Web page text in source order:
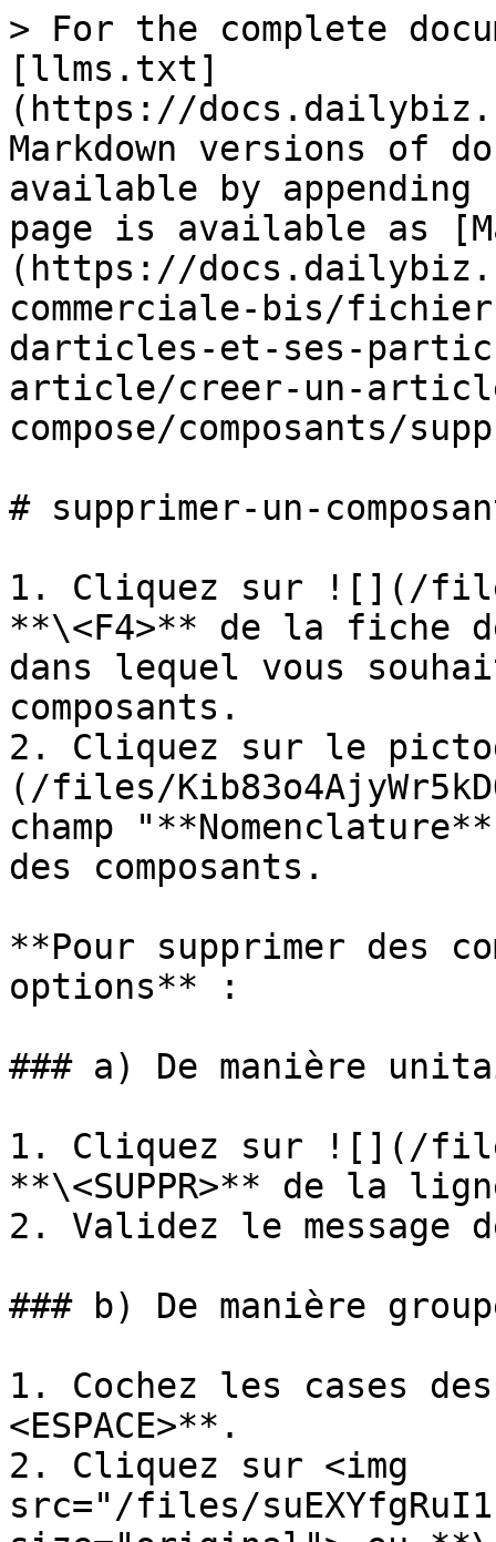
> For the complete
[llms.txt]
(https://
Markdown versions of
available by
page is available as
(https://
commerciale-bis/
darticles-et-ses-
article/creer-un-
compose/composants/
# supprimer-un-
1. Cliquez sur ![](/files/
**\<F4>** de la fiche
dans lequel vous
composants.
2. Cliquez sur le
(/files/
champ
des composants.
**Pour supprimer des
options** :
### a) De manière
1. Cliquez sur ![](/files/
**\<SUPPR>** de la
2. Validez le message
### b) De manière
1. Cochez les cases
<ESPACE>**.
2. Cliquez sur <img
src="/files/